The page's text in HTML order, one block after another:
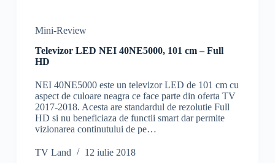
Mini-Review
Televizor LED NEI 40NE5000, 101 cm – Full
HD
NEI 40NE5000 este un televizor LED de 101 cm cu
aspect de culoare neagra ce face parte din oferta TV
2017-2018. Acesta are standardul de rezolutie Full
HD si nu beneficiaza de functii smart dar permite
vizionarea continutului de pe…
TV Land 12 iulie 2018